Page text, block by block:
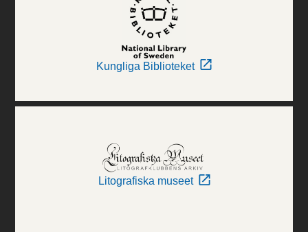
Kungliga Biblioteket
Litografiska museet